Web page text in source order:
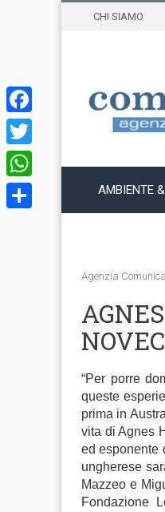
CHI SIAMO
AMBIENTE
Agenzia Comunica
“Per porre
queste
prima in
vita di Agnes
ed esponente
ungherese
Mazzeo e
Fondazione
Facebook
Twitter
WhatsApp